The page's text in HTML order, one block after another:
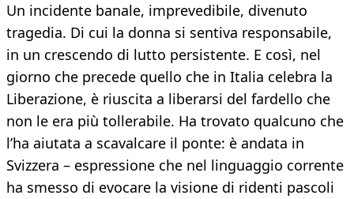
Un incidente banale, imprevedibile, divenuto
tragedia. Di cui la donna si sentiva responsabile,
in un crescendo di lutto persistente. E così, nel
giorno che precede quello che in Italia celebra la
Liberazione, è riuscita a liberarsi del fardello che
non le era più tollerabile. Ha trovato qualcuno che
l’ha aiutata a scavalcare il ponte: è andata in
Svizzera – espressione che nel linguaggio corrente
ha smesso di evocare la visione di ridenti pascoli